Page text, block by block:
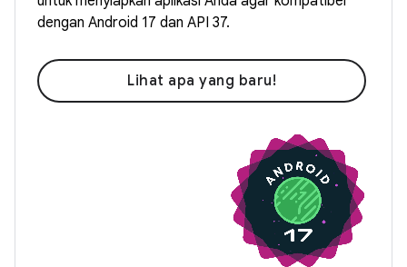
dengan Android 17 dan API 37.
Lihat apa yang baru!